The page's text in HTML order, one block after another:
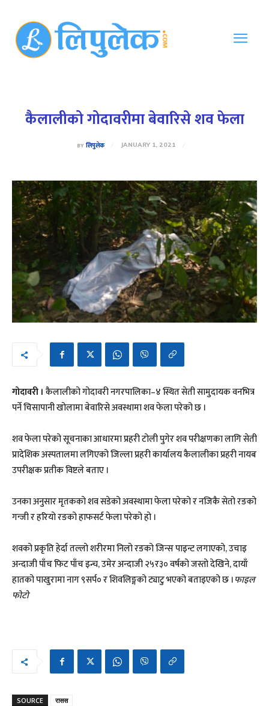
कैलालीको गोदावरीमा बेवारिसे शव फेला
BYलिपुलेक JANUARY 1, 2021
गोदावरी । कैलालीको गोदावरी नगरपालिका–४ स्थित सेती सामुदायक वनभित्र
पर्ने चिसापानी खोलामा बेवारिसे अवस्थामा शव फेला परेको छ ।
शव फेला परेको सूचनाका आधारमा प्रहरी टोली पुगेर शव परीक्षणका लागि सेती
प्रादेशिक अस्पतालमा लगिएको जिल्ला प्रहरी कार्यालय कैलालीका प्रहरी नायब
उपरीक्षक प्रतीक विष्टले बताए ।
उनका अनुसार मृतकको शव सडेको अवस्थामा फेला परेको र नजिकै सेतो रङको
गन्जी र हरियो रङको हाफसर्ट फेला परेको हो ।
शवको प्रकृति हेर्दा तल्लो शरीरमा निलो रङको जिन्स पाइन्ट लगाएको, उचाइ
अन्दाजी पाँच फिट पाँच इन्च, उमेर अन्दाजी २५र३० वर्षको जस्तो देखिने, दायाँ
हातको पाखुरामा नाग ९सर्प० र शिवलिङ्गको ट्याटु भएको बताइएको छ ।फाइल
फोटो
SOURCE रासस